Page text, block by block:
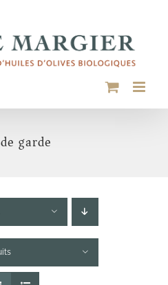
garde